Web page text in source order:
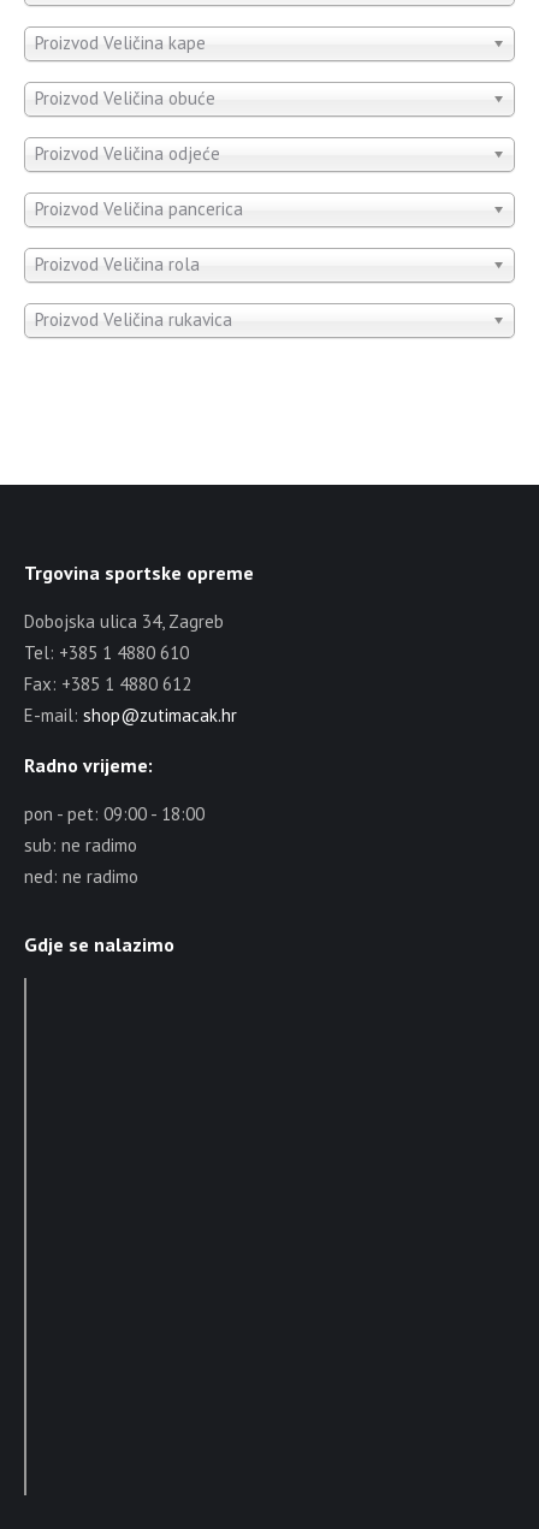
Proizvod Veličina kape
Proizvod Veličina obuće
Proizvod Veličina odjeće
Proizvod Veličina pancerica
Proizvod Veličina rola
Proizvod Veličina rukavica
Trgovina sportske opreme
Dobojska ulica 34, Zagreb
Tel: +385 1 4880 610
Fax: +385 1 4880 612
E-mail: shop@zutimacak.hr
Radno vrijeme:
pon - pet: 09:00 - 18:00
sub: ne radimo
ned: ne radimo
Gdje se nalazimo